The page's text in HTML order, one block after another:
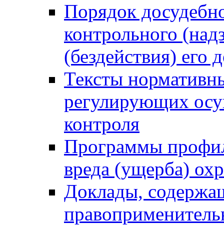
Порядок
контрольного
(бездействия)
Тексты
регулирующих
контроля
Программы
вреда (ущерба)
Доклады,